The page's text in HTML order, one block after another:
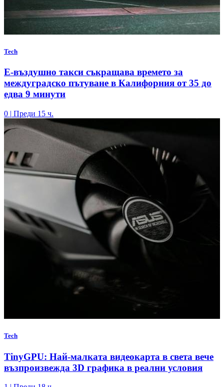
Tech
Е-въздушно такси съкращава времето за
междуградско пътуване в Калифорния от 35 до
едва 9 минути
0 | Преди 15 ч.
Tech
TinyGPU: Най-малката видеокарта в света вече
възпроизвежда 3D графика в реални условия